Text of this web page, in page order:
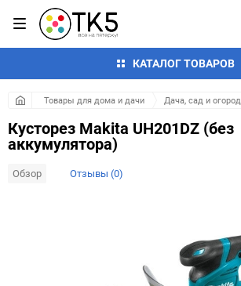
КАТАЛОГ ТОВАРОВ
Товары для дома и дачи Дача, сад и огород
Кусторез Makita UH201DZ (без
аккумулятора)
Обзор Отзывы (0)